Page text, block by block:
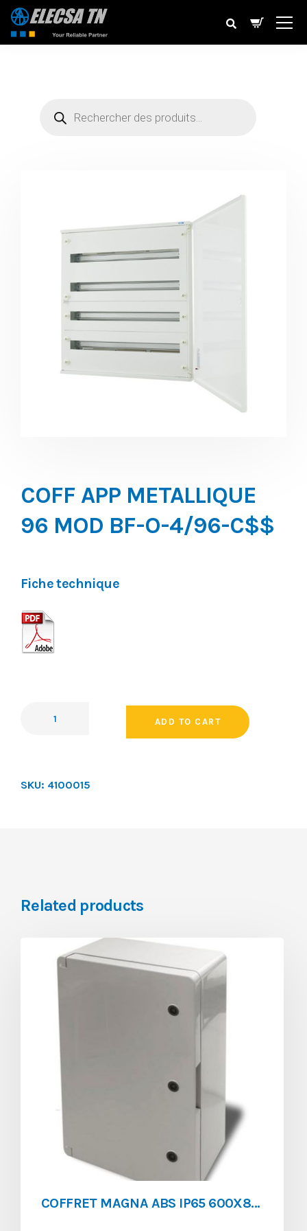
COFF APP METALLIQUE
96 MOD BF-O-4/96-C$$
Fiche technique
ADD TO CART
SKU: 4100015
Related products
COFFRET MAGNA ABS IP65 600X800x265 A PLATINE**